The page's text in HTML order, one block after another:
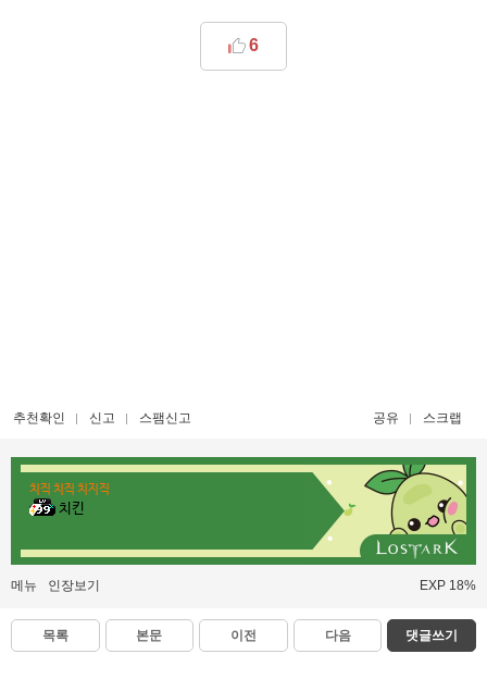
6
추천확인 신고 스팸신고 공유 스크랩
치직 치직 치지직
치킨
메뉴 인장보기 EXP 18%
목록 본문 이전 다음 댓글쓰기